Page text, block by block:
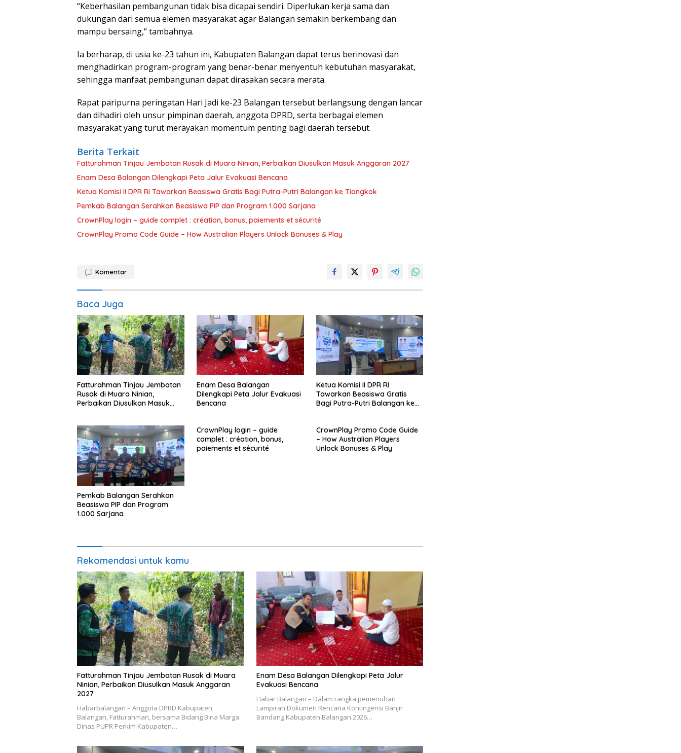
“Keberhasilan pembangunan tidak bisa dicapai sendiri. Diperlukan kerja sama dan
dukungan dari semua elemen masyarakat agar Balangan semakin berkembang dan
mampu bersaing,” tambahnya.
Ia berharap, di usia ke-23 tahun ini, Kabupaten Balangan dapat terus berinovasi dan
menghadirkan program-program yang benar-benar menyentuh kebutuhan masyarakat,
sehingga manfaat pembangunan dapat dirasakan secara merata.
Rapat paripurna peringatan Hari Jadi ke-23 Balangan tersebut berlangsung dengan lancar
dan dihadiri oleh unsur pimpinan daerah, anggota DPRD, serta berbagai elemen
masyarakat yang turut merayakan momentum penting bagi daerah tersebut.
Berita Terkait
Fatturahman Tinjau Jembatan Rusak di Muara Ninian, Perbaikan Diusulkan Masuk Anggaran 2027
Enam Desa Balangan Dilengkapi Peta Jalur Evakuasi Bencana
Ketua Komisi II DPR RI Tawarkan Beasiswa Gratis Bagi Putra-Putri Balangan ke Tiongkok
Pemkab Balangan Serahkan Beasiswa PIP dan Program 1.000 Sarjana
CrownPlay login – guide complet : création, bonus, paiements et sécurité
CrownPlay Promo Code Guide – How Australian Players Unlock Bonuses & Play
Komentar
Baca Juga
Fatturahman Tinjau Jembatan
Rusak di Muara Ninian,
Perbaikan Diusulkan Masuk
Enam Desa Balangan
Dilengkapi Peta Jalur Evakuasi
Bencana
Ketua Komisi II DPR RI
Tawarkan Beasiswa Gratis
Bagi Putra-Putri Balangan ke
Pemkab Balangan Serahkan
Beasiswa PIP dan Program
1.000 Sarjana
CrownPlay login – guide
complet : création, bonus,
paiements et sécurité
CrownPlay Promo Code Guide
– How Australian Players
Unlock Bonuses & Play
Rekomendasi untuk kamu
Fatturahman Tinjau Jembatan Rusak di Muara
Ninian, Perbaikan Diusulkan Masuk Anggaran
2027
Habarbalangan – Anggota DPRD Kabupaten
Balangan, Fatturahman, bersama Bidang Bina Marga
Dinas PUPR Perkim Kabupaten…
Enam Desa Balangan Dilengkapi Peta Jalur
Evakuasi Bencana
Habar Balangan – Dalam rangka pemenuhan
Lampiran Dokumen Rencana Kontingensi Banjir
Bandang Kabupaten Balangan 2026…